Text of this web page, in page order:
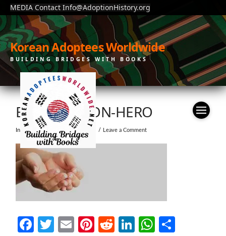
MEDIA Contact Info@AdoptionHistory.org
Korean Adoptees Worldwide
BUILDING BRIDGES WITH BOOKS
BG-DONATION-HERO
In by moonchain July 23, 2019 Leave a Comment
Facebook
Twitter
EmailPinterest
Reddit
LinkedIn